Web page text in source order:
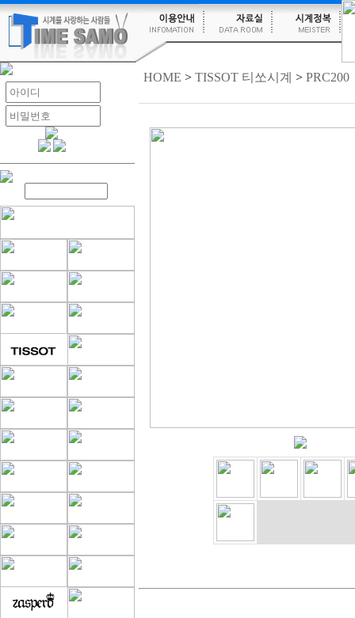
HOME > TISSOT 티쏘시계 > PRC200